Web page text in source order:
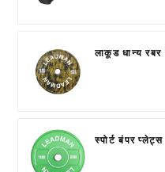
लाकूड धान्य रबर
स्पोर्ट बंपर प्लेट्स